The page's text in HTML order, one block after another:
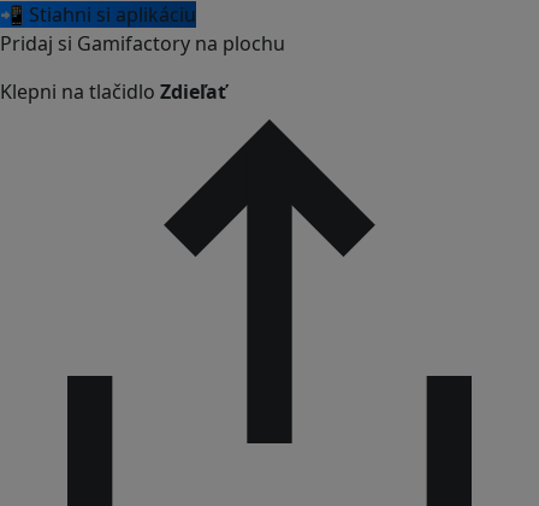
📲 Stiahni si aplikáciu
Pridaj si Gamifactory na plochu
Klepni na tlačidlo Zdieľať